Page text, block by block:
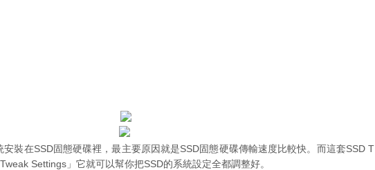
裝在SSD固態硬碟裡，最主要原因就是SSD固態硬碟傳輸速度比較快。而這套SSD T
Settings」它就可以幫你把SSD的系統設定全都調整好。